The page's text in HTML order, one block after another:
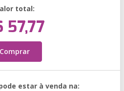
total:
57,77
Comprar
estar à venda na: